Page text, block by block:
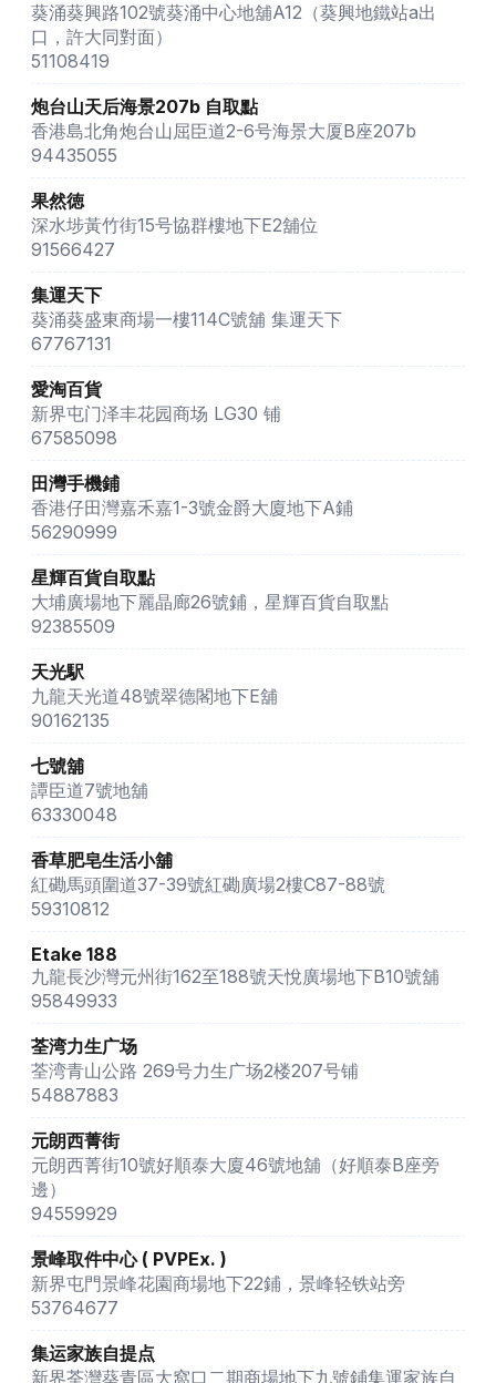
葵涌葵興路102號葵涌中心地舖A12（葵興地鐵站a出
口，許大同對面）
51108419
炮台山天后海景207b 自取點
香港島北角炮台山屈臣道2-6号海景大厦B座207b
94435055
果然徳
深水埗黃竹街15号協群樓地下E2舖位
91566427
集運天下
葵涌葵盛東商場一樓114C號舖 集運天下
67767131
愛淘百貨
新界屯门泽丰花园商场 LG30 铺
67585098
田灣手機鋪
香港仔田灣嘉禾嘉1-3號金爵大廈地下A鋪
56290999
星輝百貨自取點
大埔廣場地下麗晶廊26號鋪，星輝百貨自取點
92385509
天光駅
九龍天光道48號翠德閣地下E舖
90162135
七號舖
譚臣道7號地舖
63330048
香草肥皂生活小舖
紅磡馬頭圍道37-39號紅磡廣場2樓C87-88號
59310812
Etake 188
九龍長沙灣元州街162至188號天悅廣場地下B10號舖
95849933
荃湾力生广场
荃湾青山公路 269号力生广场2楼207号铺
54887883
元朗西菁街
元朗西菁街10號好順泰大廈46號地舖（好順泰B座旁
邊）
94559929
景峰取件中心 ( PVPEx. )
新界屯門景峰花園商場地下22鋪，景峰轻铁站旁
53764677
集运家族自提点
新界荃灣葵青區大窩口二期商場地下九號鋪集運家族自